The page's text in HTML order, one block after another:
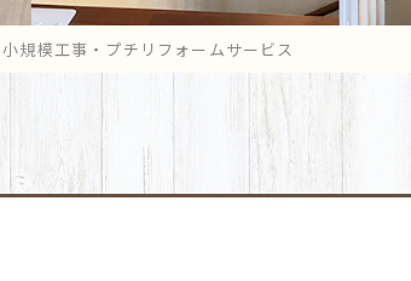
規模工事・プチリフォームサービス